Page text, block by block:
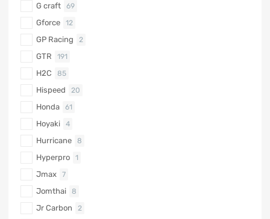
G craft 69
Gforce 12
GP Racing 2
GTR 191
H2C 85
Hispeed 20
Honda 61
Hoyaki 4
Hurricane 8
Hyperpro 1
Jmax 7
Jomthai 8
Jr Carbon 2